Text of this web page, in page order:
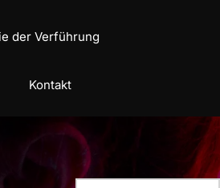
der Verführung
Kontakt